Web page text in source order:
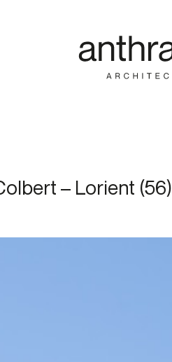
– Lorient (56)